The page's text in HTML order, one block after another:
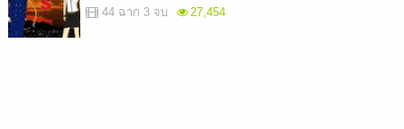
44 ฉาก 3 จบ
27,454